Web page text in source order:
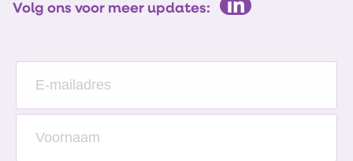
Volg ons voor meer updates: